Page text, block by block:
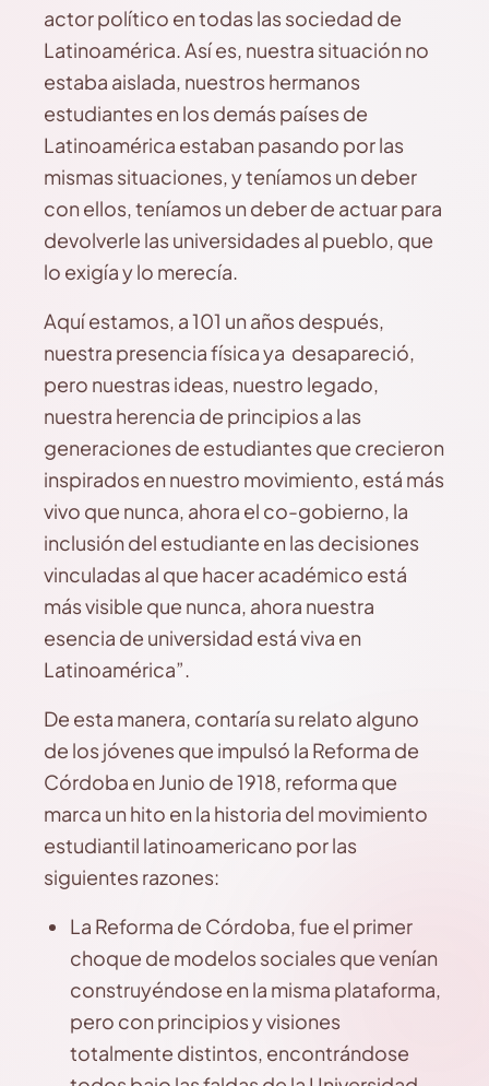
actor político en todas las sociedad de
Latinoamérica. Así es, nuestra situación no
estaba aislada, nuestros hermanos
estudiantes en los demás países de
Latinoamérica estaban pasando por las
mismas situaciones, y teníamos un deber
con ellos, teníamos un deber de actuar para
devolverle las universidades al pueblo, que
lo exigía y lo merecía.
Aquí estamos, a 101 un años después,
nuestra presencia física ya desapareció,
pero nuestras ideas, nuestro legado,
nuestra herencia de principios a las
generaciones de estudiantes que crecieron
inspirados en nuestro movimiento, está más
vivo que nunca, ahora el co-gobierno, la
inclusión del estudiante en las decisiones
vinculadas al que hacer académico está
más visible que nunca, ahora nuestra
esencia de universidad está viva en
Latinoamérica”.
De esta manera, contaría su relato alguno
de los jóvenes que impulsó la Reforma de
Córdoba en Junio de 1918, reforma que
marca un hito en la historia del movimiento
estudiantil latinoamericano por las
siguientes razones:
La Reforma de Córdoba, fue el primer
choque de modelos sociales que venían
construyéndose en la misma plataforma,
pero con principios y visiones
totalmente distintos, encontrándose